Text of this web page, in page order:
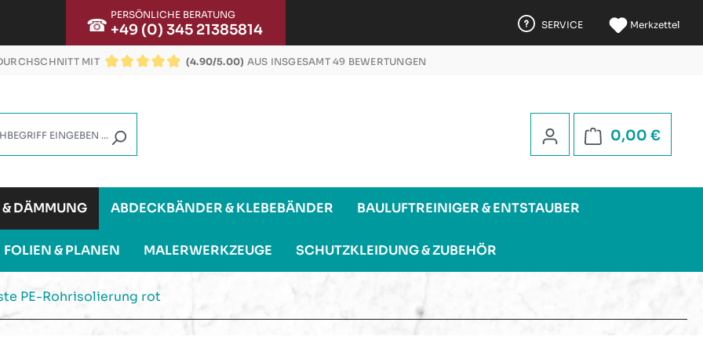
☎ PERSÖNLICHE BERATUNG
+49 (0) 345 21385814 SERVICE Merkzettel
MIT
(4.90/5.00) AUS INSGESAMT 49 BEWERTUNGEN
0,00 €
DÄMMUNG ABDECKBÄNDER & KLEBEBÄNDER BAULUFTREINIGER & ENTSTAUBER
FOLIEN & PLANEN MALERWERKZEUGE SCHUTZKLEIDUNG & ZUBEHÖR
PE-Rohrisolierung rot